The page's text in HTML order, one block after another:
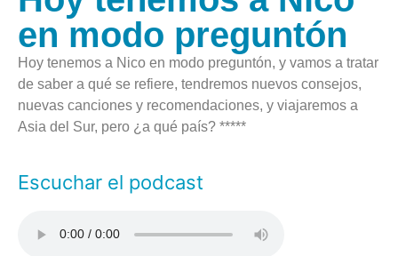
en modo preguntón
Hoy tenemos a Nico en modo preguntón, y vamos a tratar
de saber a qué se refiere, tendremos nuevos consejos,
nuevas canciones y recomendaciones, y viajaremos a
Asia del Sur, pero ¿a qué país? *****
Escuchar el podcast